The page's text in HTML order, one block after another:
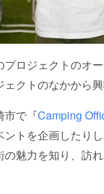
ロジェクトのオ
クトのなかから
市で『Camping
トを企画したり
の魅力を知り、訪